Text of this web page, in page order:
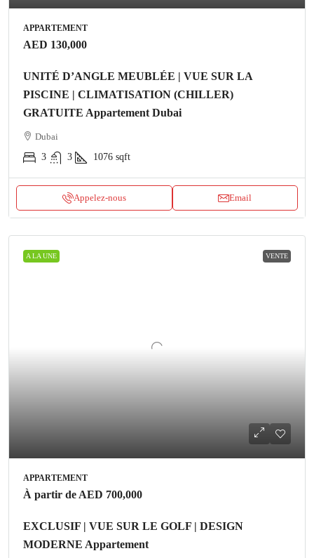
APPARTEMENT
AED 130,000
UNITÉ D’ANGLE MEUBLÉE | VUE SUR LA
PISCINE | CLIMATISATION (CHILLER)
GRATUITE Appartement Dubai
Dubai
3
3 1076 sqft
Appelez-nous Email
A LA UNE VENTE
APPARTEMENT
À partir de AED 700,000
EXCLUSIF | VUE SUR LE GOLF | DESIGN
MODERNE Appartement